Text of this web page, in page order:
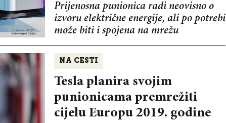
Prijenosna punionica radi neovisno o
izvoru električne energije, ali po potrebi
može biti i spojena na mrežu
NA CESTI
Tesla planira svojim
punionicama premrežiti
cijelu Europu 2019. godine